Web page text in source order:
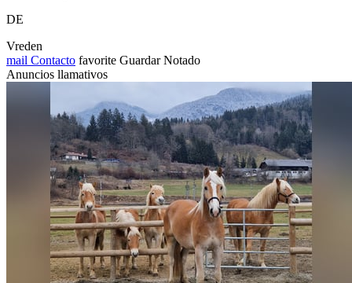
DE
Vreden
mail Contacto favorite Guardar Notado
Anuncios llamativos